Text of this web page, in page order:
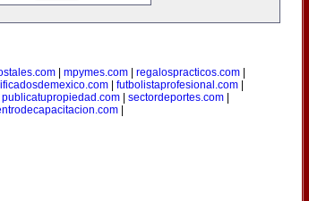
| mpymes.com| regalospracticos.com|
| futbolistaprofesional.com|
publicatupropiedad.com| sectordeportes.com|
|